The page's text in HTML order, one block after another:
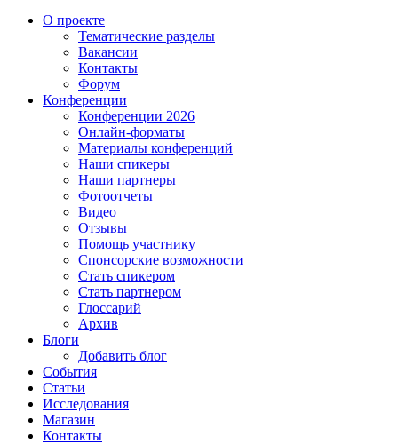
О проекте
Тематические разделы
Вакансии
Контакты
Форум
Конференции
Конференции 2026
Онлайн-форматы
Материалы конференций
Наши спикеры
Наши партнеры
Фотоотчеты
Видео
Отзывы
Помощь участнику
Спонсорские возможности
Стать спикером
Стать партнером
Глоссарий
Архив
Блоги
Добавить блог
События
Статьи
Исследования
Магазин
Контакты